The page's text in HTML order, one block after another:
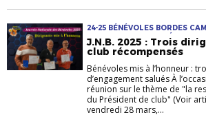
24-25 BÉNÉVOLES BORDES
DISTRICT FFF JOURNÉE
BÉNÉVOLES LFO LOURDES
J.N.B. 2025 : Trois
club récompensés
Bénévoles mis à l’honneur :
d’engagement salués À
réunion sur le thème de "la
du Président de club" (Voir
vendredi 28 mars,...